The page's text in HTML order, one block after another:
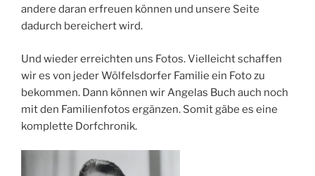
andere daran erfreuen können und unsere Seite
dadurch bereichert wird.
Und wieder erreichten uns Fotos. Vielleicht schaffen
wir es von jeder Wölfelsdorfer Familie ein Foto zu
bekommen. Dann können wir Angelas Buch auch noch
mit den Familienfotos ergänzen. Somit gäbe es eine
komplette Dorfchronik.